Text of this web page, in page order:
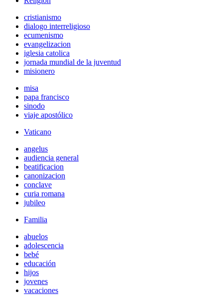
cristianismo
dialogo interreligioso
ecumenismo
evangelizacion
iglesia catolica
jornada mundial de la juventud
misionero
misa
papa francisco
sinodo
viaje apostólico
Vaticano
angelus
audiencia general
beatificacion
canonizacion
conclave
curia romana
jubileo
Familia
abuelos
adolescencia
bebé
educación
hijos
jovenes
vacaciones